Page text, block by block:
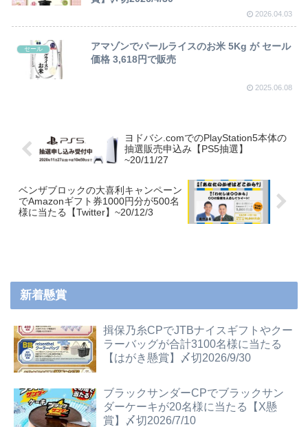
2026.04.03
セール
アマゾンでパールライスのお米 5Kg が セール
価格 3,618円で販売
2025.06.08
ヨドバシ.comでのPlayStation5本体の
抽選販売申込み【PS5抽選】
~20/11/27
ベンザブロックの大喜利キャンペーン
でAmazonギフト券1000円分が500名
様に当たる【Twitter】~20/12/3
新着懸賞
揖保乃糸CPでJTBナイスギフトやクー
ラーバッグが合計3100名様に当たる
【はがき懸賞】〆切2026/9/30
ブラックサンダーCPでブラックサン
ダーケーキが20名様に当たる【X懸
賞】〆切2026/7/10